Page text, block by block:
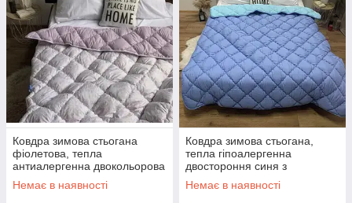
Ковдра зимова стьогана
фіолетова, тепла
антиалергенна двокольорова
ковдра на холлофайбері
Євро
Немає в наявності
Ковдра зимова стьогана,
тепла гіпоалергенна
двостороння синя з
блакитною ковдрою з
холлофайбером Двоспальна
Немає в наявності